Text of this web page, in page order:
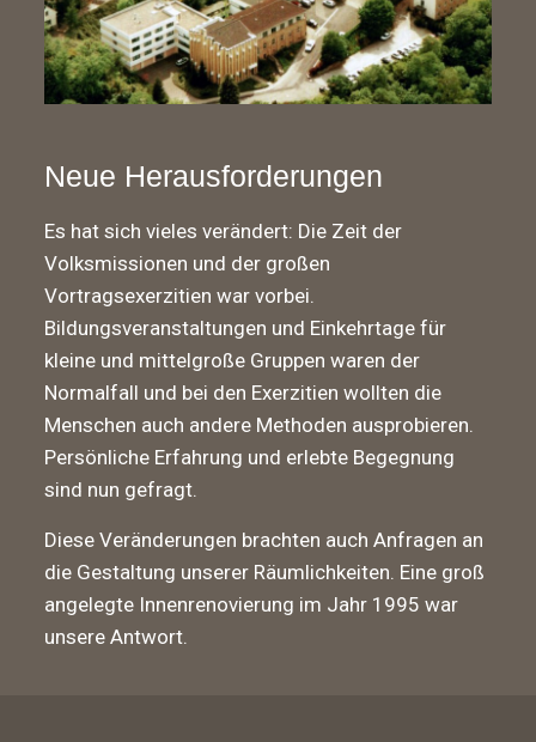
Neue Herausforderungen
Es hat sich vieles verändert: Die Zeit der
Volksmissionen und der großen
Vortragsexerzitien war vorbei.
Bildungsveranstaltungen und Einkehrtage für
kleine und mittelgroße Gruppen waren der
Normalfall und bei den Exerzitien wollten die
Menschen auch andere Methoden ausprobieren.
Persönliche Erfahrung und erlebte Begegnung
sind nun gefragt.
Diese Veränderungen brachten auch Anfragen an
die Gestaltung unserer Räumlichkeiten. Eine groß
angelegte Innenrenovierung im Jahr 1995 war
unsere Antwort.